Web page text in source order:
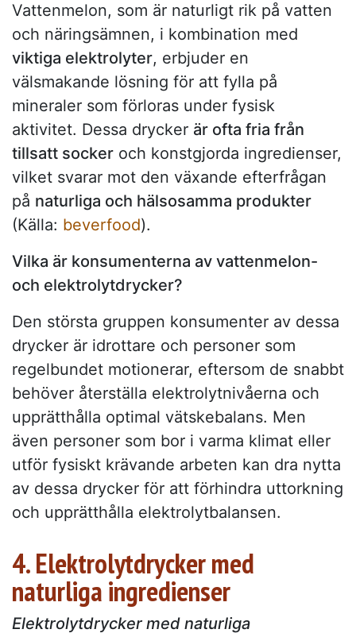
Vattenmelon, som är naturligt rik på vatten
och näringsämnen, i kombination med
viktiga elektrolyter, erbjuder en
välsmakande lösning för att fylla på
mineraler som förloras under fysisk
aktivitet. Dessa drycker är ofta fria från
tillsatt socker och konstgjorda ingredienser,
vilket svarar mot den växande efterfrågan
på naturliga och hälsosamma produkter
(Källa: beverfood).
Vilka är konsumenterna av vattenmelon-
och elektrolytdrycker?
Den största gruppen konsumenter av dessa
drycker är idrottare och personer som
regelbundet motionerar, eftersom de snabbt
behöver återställa elektrolytnivåerna och
upprätthålla optimal vätskebalans. Men
även personer som bor i varma klimat eller
utför fysiskt krävande arbeten kan dra nytta
av dessa drycker för att förhindra uttorkning
och upprätthålla elektrolytbalansen.
4. Elektrolytdrycker med
naturliga ingredienser
Elektrolytdrycker med naturliga